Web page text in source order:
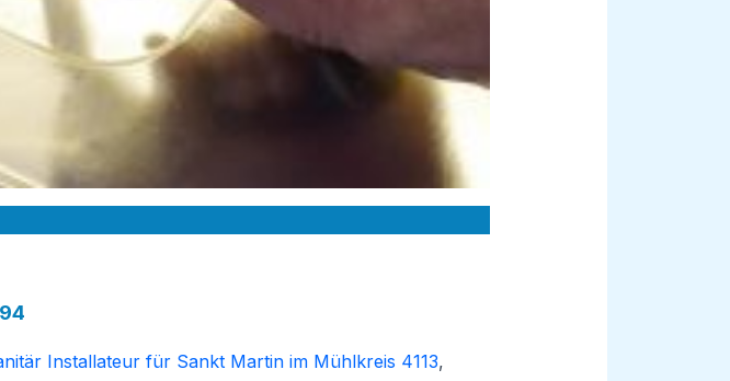
Installateur für Sankt Martin im Mühlkreis 4113,